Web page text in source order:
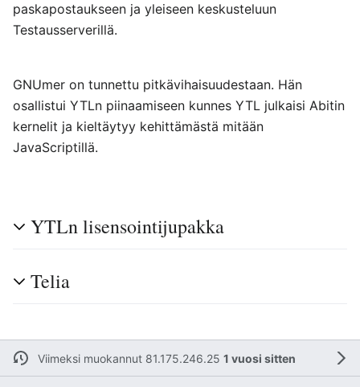
paskapostaukseen ja yleiseen keskusteluun
Testausserverillä.
GNUmer on tunnettu pitkävihaisuudestaan. Hän
osallistui YTLn piinaamiseen kunnes YTL julkaisi Abitin
kernelit ja kieltäytyy kehittämästä mitään
JavaScriptillä.
YTLn lisensointijupakka
Telia
Viimeksi muokannut 81.175.246.25 1 vuosi sitten